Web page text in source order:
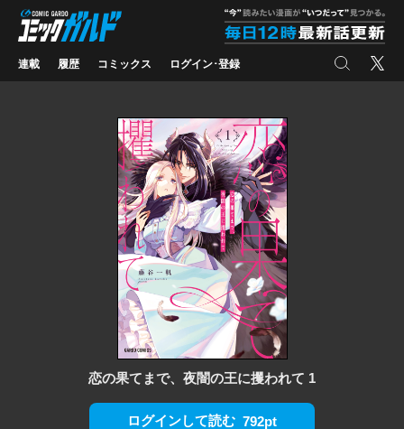
コミックガルド
連載 履歴 コミックス ログイン･登録 検索 X
恋の果てまで、夜闇の王に攫われて 1
ログインして読む 792pt